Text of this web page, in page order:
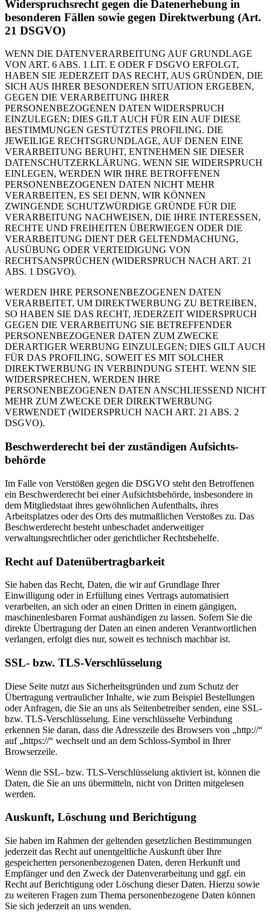
Widerspruchsrecht gegen die Datenerhebung in
besonderen Fällen sowie gegen Direktwerbung (Art.
21 DSGVO)
WENN DIE DATENVERARBEITUNG AUF GRUNDLAGE
VON ART. 6 ABS. 1 LIT. E ODER F DSGVO ERFOLGT,
HABEN SIE JEDERZEIT DAS RECHT, AUS GRÜNDEN, DIE
SICH AUS IHRER BESONDEREN SITUATION ERGEBEN,
GEGEN DIE VERARBEITUNG IHRER
PERSONENBEZOGENEN DATEN WIDERSPRUCH
EINZULEGEN; DIES GILT AUCH FÜR EIN AUF DIESE
BESTIMMUNGEN GESTÜTZTES PROFILING. DIE
JEWEILIGE RECHTSGRUNDLAGE, AUF DENEN EINE
VERARBEITUNG BERUHT, ENTNEHMEN SIE DIESER
DATENSCHUTZERKLÄRUNG. WENN SIE WIDERSPRUCH
EINLEGEN, WERDEN WIR IHRE BETROFFENEN
PERSONENBEZOGENEN DATEN NICHT MEHR
VERARBEITEN, ES SEI DENN, WIR KÖNNEN
ZWINGENDE SCHUTZWÜRDIGE GRÜNDE FÜR DIE
VERARBEITUNG NACHWEISEN, DIE IHRE INTERESSEN,
RECHTE UND FREIHEITEN ÜBERWIEGEN ODER DIE
VERARBEITUNG DIENT DER GELTENDMACHUNG,
AUSÜBUNG ODER VERTEIDIGUNG VON
RECHTSANSPRÜCHEN (WIDERSPRUCH NACH ART. 21
ABS. 1 DSGVO).
WERDEN IHRE PERSONENBEZOGENEN DATEN
VERARBEITET, UM DIREKTWERBUNG ZU BETREIBEN,
SO HABEN SIE DAS RECHT, JEDERZEIT WIDERSPRUCH
GEGEN DIE VERARBEITUNG SIE BETREFFENDER
PERSONENBEZOGENER DATEN ZUM ZWECKE
DERARTIGER WERBUNG EINZULEGEN; DIES GILT AUCH
FÜR DAS PROFILING, SOWEIT ES MIT SOLCHER
DIREKTWERBUNG IN VERBINDUNG STEHT. WENN SIE
WIDERSPRECHEN, WERDEN IHRE
PERSONENBEZOGENEN DATEN ANSCHLIESSEND NICHT
MEHR ZUM ZWECKE DER DIREKTWERBUNG
VERWENDET (WIDERSPRUCH NACH ART. 21 ABS. 2
DSGVO).
Beschwerde­recht bei der zuständigen Aufsichts­
behörde
Im Falle von Verstößen gegen die DSGVO steht den Betroffenen
ein Beschwerderecht bei einer Aufsichtsbehörde, insbesondere in
dem Mitgliedstaat ihres gewöhnlichen Aufenthalts, ihres
Arbeitsplatzes oder des Orts des mutmaßlichen Verstoßes zu. Das
Beschwerderecht besteht unbeschadet anderweitiger
verwaltungsrechtlicher oder gerichtlicher Rechtsbehelfe.
Recht auf Daten­übertrag­barkeit
Sie haben das Recht, Daten, die wir auf Grundlage Ihrer
Einwilligung oder in Erfüllung eines Vertrags automatisiert
verarbeiten, an sich oder an einen Dritten in einem gängigen,
maschinenlesbaren Format aushändigen zu lassen. Sofern Sie die
direkte Übertragung der Daten an einen anderen Verantwortlichen
verlangen, erfolgt dies nur, soweit es technisch machbar ist.
SSL- bzw. TLS-Verschlüsselung
Diese Seite nutzt aus Sicherheitsgründen und zum Schutz der
Übertragung vertraulicher Inhalte, wie zum Beispiel Bestellungen
oder Anfragen, die Sie an uns als Seitenbetreiber senden, eine SSL-
bzw. TLS-Verschlüsselung. Eine verschlüsselte Verbindung
erkennen Sie daran, dass die Adresszeile des Browsers von „http://“
auf „https://“ wechselt und an dem Schloss-Symbol in Ihrer
Browserzeile.
Wenn die SSL- bzw. TLS-Verschlüsselung aktiviert ist, können die
Daten, die Sie an uns übermitteln, nicht von Dritten mitgelesen
werden.
Auskunft, Löschung und Berichtigung
Sie haben im Rahmen der geltenden gesetzlichen Bestimmungen
jederzeit das Recht auf unentgeltliche Auskunft über Ihre
gespeicherten personenbezogenen Daten, deren Herkunft und
Empfänger und den Zweck der Datenverarbeitung und ggf. ein
Recht auf Berichtigung oder Löschung dieser Daten. Hierzu sowie
zu weiteren Fragen zum Thema personenbezogene Daten können
Sie sich jederzeit an uns wenden.